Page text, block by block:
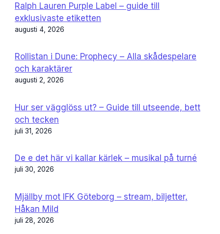
Ralph Lauren Purple Label – guide till
exklusivaste etiketten
augusti 4, 2026
Rollistan i Dune: Prophecy – Alla skådespelare
och karaktärer
augusti 2, 2026
Hur ser vägglöss ut? – Guide till utseende, bett
och tecken
juli 31, 2026
De e det här vi kallar kärlek – musikal på turné
juli 30, 2026
Mjällby mot IFK Göteborg – stream, biljetter,
Håkan Mild
juli 28, 2026